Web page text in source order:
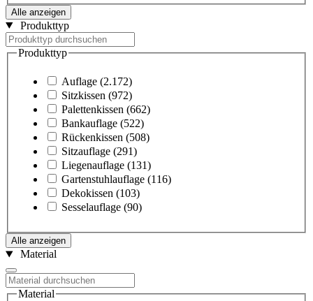
Alle anzeigen
Produkttyp
Produkttyp
Auflage (2.172)
Sitzkissen (972)
Palettenkissen (662)
Bankauflage (522)
Rückenkissen (508)
Sitzauflage (291)
Liegenauflage (131)
Gartenstuhlauflage (116)
Dekokissen (103)
Sesselauflage (90)
Alle anzeigen
Material
Material